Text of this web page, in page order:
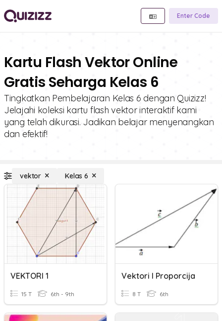
Enter Code
Kartu Flash Vektor Online
Gratis Seharga Kelas 6
Tingkatkan Pembelajaran Kelas 6 dengan Quizizz!
Jelajahi koleksi kartu flash vektor interaktif kami
yang telah dikurasi. Jadikan belajar menyenangkan
dan efektif!
vektor Kelas 6
VEKTORI 1
15 T 6th - 9th
Vektori I Proporcija
8 T 6th